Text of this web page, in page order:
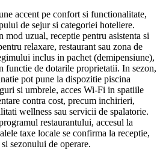
accent pe confort si functionalitate,
de sejur si categoriei hoteliere.
mod uzual, receptie pentru asistenta si
relaxare, restaurant sau zona de
inclus in pachet (demipensiune),
functie de dotarile proprietatii. In sezon,
pot pune la dispozitie piscina
si umbrele, acces Wi-Fi in spatiile
contra cost, precum inchirieri,
wellness sau servicii de spalatorie.
restaurantului, accesul la
taxe locale se confirma la receptie,
sezonului de operare.